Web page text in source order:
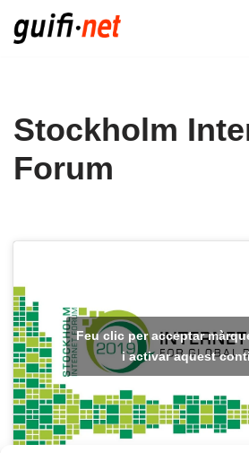
Vés
Stockholm
Forum
Feu clic per acceptar
i activar aquest